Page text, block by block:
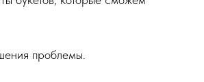
проблемы.